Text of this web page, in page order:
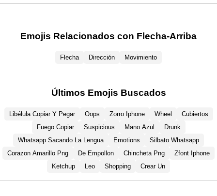
Emojis Relacionados con Flecha-Arriba
Flecha Dirección Movimiento
Últimos Emojis Buscados
Libélula Copiar Y Pegar Oops Zorro Iphone Wheel
Cubiertos
Fuego Copiar
Suspicious Mano Azul
Drunk
Whatsapp Sacando La Lengua
Emotions
Silbato Whatsapp
Corazon Amarillo Png
De Empollon Chincheta Png
Zfont Iphone
Ketchup
Leo Shopping Crear Un